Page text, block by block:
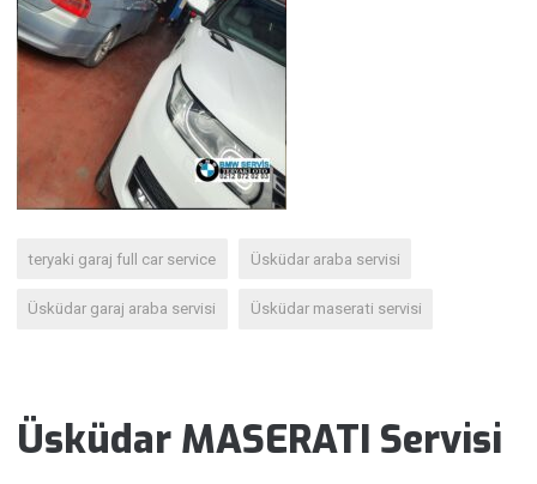
teryaki garaj full car service Üsküdar araba servisi
Üsküdar garaj araba servisi Üsküdar maserati servisi
Üsküdar MASERATI Servisi